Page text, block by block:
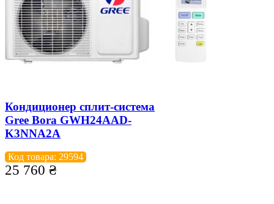
Кондиционер сплит-система
Gree Bora GWH24AAD-
K3NNA2A
Код товара: 29594
25 760 ₴